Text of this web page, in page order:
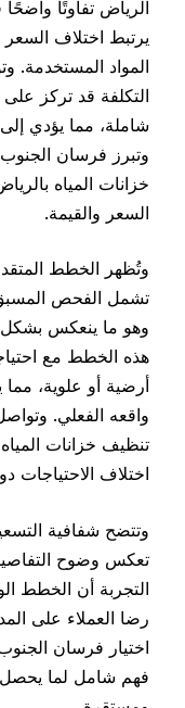
الرياض تفاوتًا واضحًا
يرتبط اختلاف السعر
المواد المستخدمة.
التكلفة قد تركز على
شاملة، مما يؤدي إلى
وتبرز فرسان الجنوب
خزانات المياه
السعر والقيمة.
وتُظهر الخطط المتقدمة
تشمل الفحص المسبق
وهو ما ينعكس بشكل
هذه الخطط مع
أرضية أو علوية، مما
واقعه الفعلي. وتواصل
تنظيف خزانات المياه
اختلاف الاحتياجات
وتتضح شفافية
تعكس وضوح التفاصيل
التجربة أن الخطط
رضا العملاء على المدى
اختيار فرسان الجنوب
فهم شامل لما يحصل